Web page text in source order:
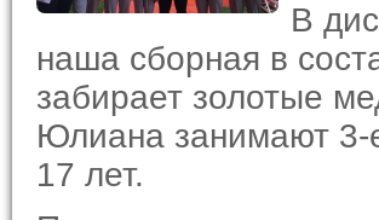
В
наша сборная в
забирает золотые
Юлиана занимают 3-
17 лет.